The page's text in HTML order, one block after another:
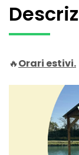
🔥Orari estivi.